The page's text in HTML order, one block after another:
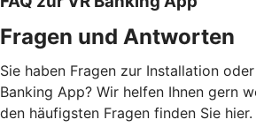
Fragen und Antworten
Sie haben Fragen zur Installation
Banking App? Wir helfen Ihnen gern
den häufigsten Fragen finden Sie hier.